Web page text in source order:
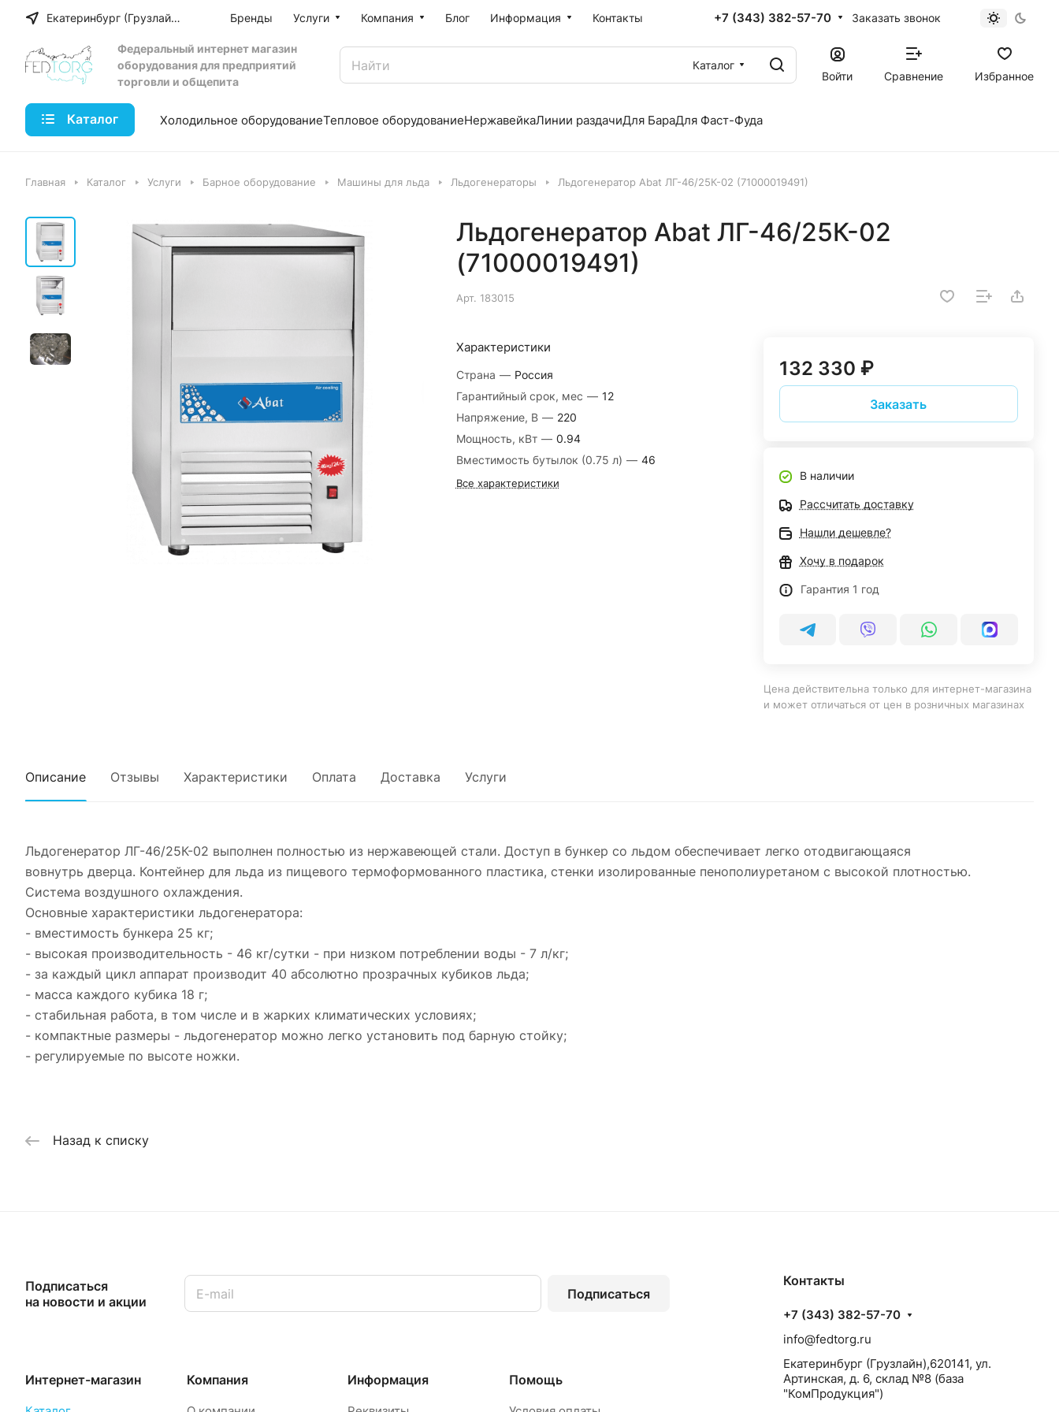
Екатеринбург (Грузлайн) Бренды Услуги Компания Блог Информация Контакты +7 (343) 382-57-70 Заказать звонок
Федеральный интернет магазин
оборудования для предприятий
торговли и общепита
Каталог
Войти
Сравнение Избранное
Каталог Холодильное оборудованиеТепловое оборудованиеНержавейкаЛинии раздачиДля БараДля Фаст-Фуда
Главная Каталог Услуги Барное оборудование Машины для льда Льдогенераторы Льдогенератор Abat ЛГ-46/25К-02 (71000019491)
Льдогенератор Abat ЛГ-46/25К-02
(71000019491)
Арт. 183015
Характеристики
Страна — Россия
Гарантийный срок, мес — 12
Напряжение, В — 220
Мощность, кВт — 0.94
Вместимость бутылок (0.75 л) — 46
Все характеристики
132 330 ₽
Заказать
В наличии
Рассчитать доставку
Нашли дешевле?
Хочу в подарок
Гарантия 1 год
Цена действительна только для интернет-магазина
и может отличаться от цен в розничных магазинах
Описание Отзывы Характеристики Оплата Доставка Услуги
Льдогенератор ЛГ-46/25К-02 выполнен полностью из нержавеющей стали. Доступ в бункер со льдом обеспечивает легко отодвигающаяся
вовнутрь дверца. Контейнер для льда из пищевого термоформованного пластика, стенки изолированные пенополиуретаном с высокой плотностью.
Система воздушного охлаждения.
Основные характеристики льдогенератора:
- вместимость бункера 25 кг;
- высокая производительность - 46 кг/сутки - при низком потреблении воды - 7 л/кг;
- за каждый цикл аппарат производит 40 абсолютно прозрачных кубиков льда;
- масса каждого кубика 18 г;
- стабильная работа, в том числе и в жарких климатических условиях;
- компактные размеры - льдогенератор можно легко установить под барную стойку;
- регулируемые по высоте ножки.
Назад к списку
Подписаться
на новости и акции
Подписаться
Интернет-магазин Компания Информация Помощь
Контакты
+7 (343) 382-57-70
info@fedtorg.ru
Екатеринбург (Грузлайн),620141, ул.
Артинская, д. 6, склад №8 (база
"КомПродукция")